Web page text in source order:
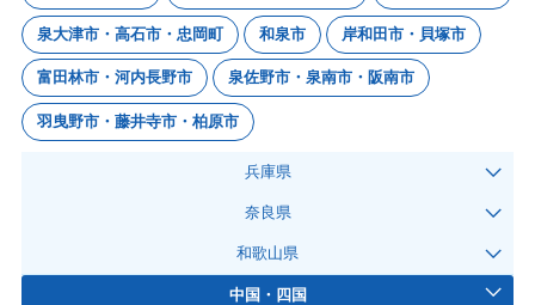
泉大津市・高石市・忠岡町 和泉市 岸和田市・貝塚市
富田林市・河内長野市 泉佐野市・泉南市・阪南市
羽曳野市・藤井寺市・柏原市
兵庫県
奈良県
和歌山県
中国・四国